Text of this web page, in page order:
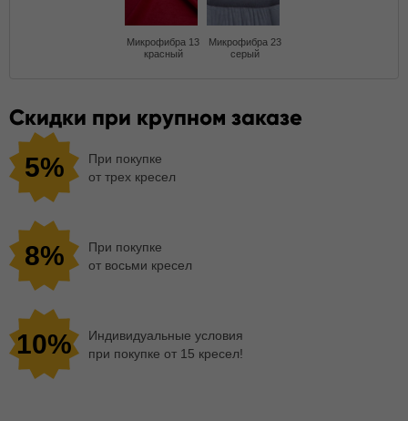
Микрофибра 13
красный
Микрофибра 23
серый
Скидки при крупном заказе
5%
При покупке
от трех кресел
8%
При покупке
от восьми кресел
10%
Индивидуальные условия
при покупке от 15 кресел!